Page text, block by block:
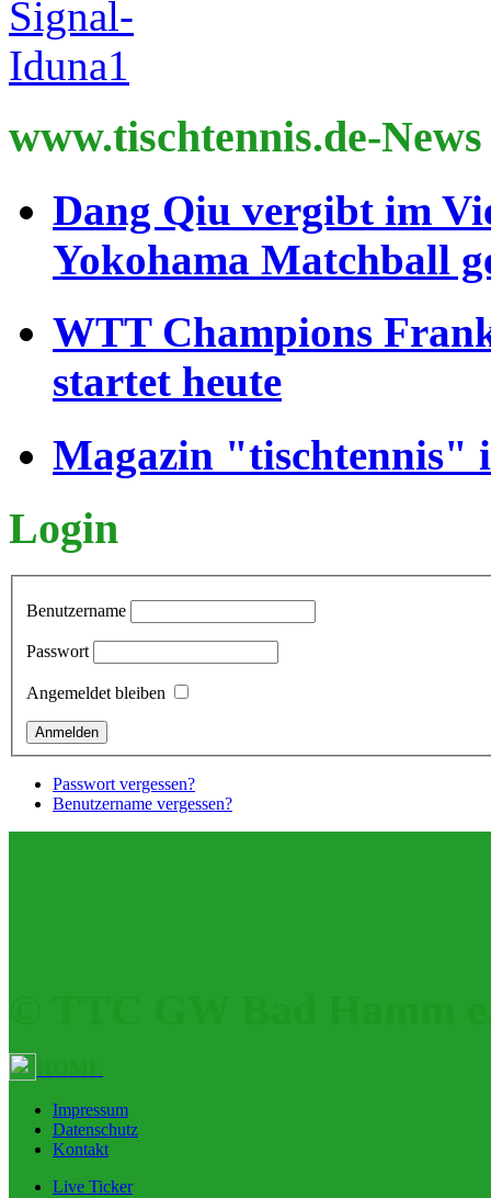
www.tischtennis.de-News
Dang Qiu vergibt im
Yokohama Matchball
WTT Champions
startet heute
Magazin "tischtennis"
Login
Benutzername
Passwort
Angemeldet bleiben
Passwort vergessen?
Benutzername vergessen?
Impressum
Datenschutz
Kontakt
Live Ticker